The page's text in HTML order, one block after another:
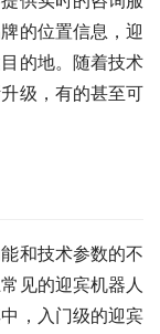
的位置信息，迎
的地。随着技术
级，有的甚至可
和技术参数的不
见的迎宾机器人
，入门级的迎宾